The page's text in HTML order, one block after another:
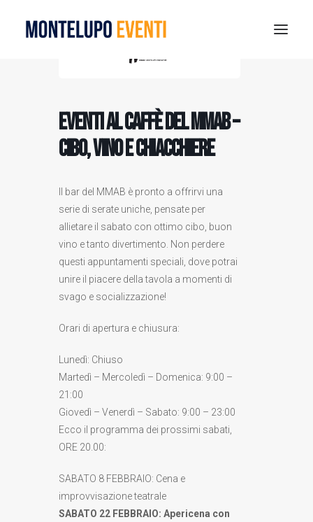
ESTATE A MONTELUPO
VISIT MONTELUPO
DOVE MANGIARE
RICERCA
EVENTI AL CAFFÈ DEL MMAB –
Cibo, vino e chiacchiere
Il bar del MMAB è pronto a offrirvi una
serie di serate uniche, pensate per
allietare il sabato con ottimo cibo, buon
vino e tanto divertimento. Non perdere
questi appuntamenti speciali, dove potrai
unire il piacere della tavola a momenti di
svago e socializzazione!
Orari di apertura e chiusura:
Lunedì: Chiuso
Martedì – Mercoledì – Domenica: 9:00 –
21:00
Giovedì – Venerdì – Sabato: 9:00 – 23:00
Ecco il programma dei prossimi sabati,
ORE 20.00:
SABATO 8 FEBBRAIO: Cena e
improvvisazione teatrale
SABATO 22 FEBBRAIO: Apericena con